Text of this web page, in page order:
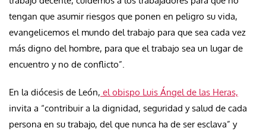
tengan que asumir riesgos que ponen en peligro su vida,
evangelicemos el mundo del trabajo para que sea cada vez
más digno del hombre, para que el trabajo sea un lugar de
encuentro y no de conflicto”.
En la diócesis de León, el obispo Luis Ángel de las Heras,
invita a “contribuir a la dignidad, seguridad y salud de cada
persona en su trabajo, del que nunca ha de ser esclava” y